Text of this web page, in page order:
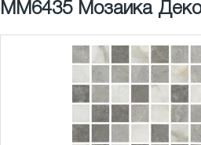
MM6435 Мозаика